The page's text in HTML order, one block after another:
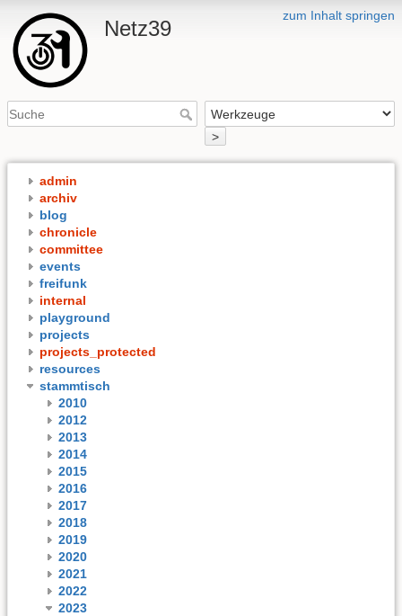
zum Inhalt springen
Netz39
>
admin
archiv
blog
chronicle
committee
events
freifunk
internal
playground
projects
projects_protected
resources
stammtisch
2010
2012
2013
2014
2015
2016
2017
2018
2019
2020
2021
2022
2023